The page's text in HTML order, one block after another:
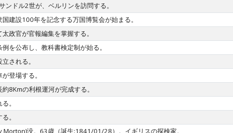
ドル2世が、ベルリンを訪問する。
建設100年を記念する万国博覧会が始まる。
政官が官報編集を掌握する。
を公布し、教科書検定制が始る。
される。
登場する。
8Kmの利根運河が完成する。
。
。
Morton)没。63歳（誕生:1841/01/28）。イギリスの探検家。